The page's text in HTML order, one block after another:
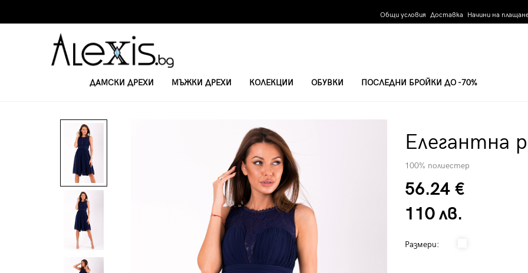
Общи условия Доставка Начини на
ДАМСКИ ДРЕХИ МЪЖКИ ДРЕХИ КОЛЕКЦИИ ОБУВКИ ПОСЛЕДНИ БРОЙКИ ДО -70%
Елегантна
100% полиестер
56.24 €
110 лв.
Размери: